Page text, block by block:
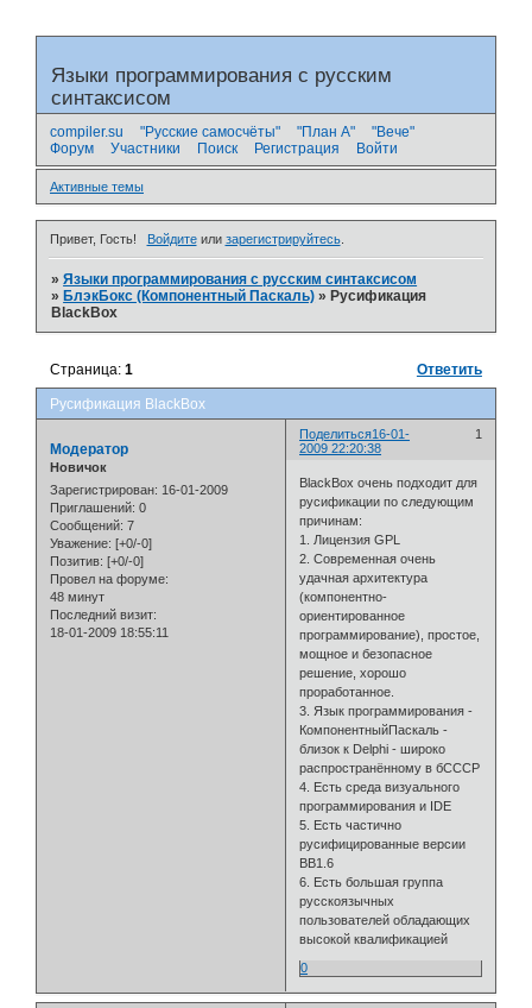
Языки программирования с русским
синтаксисом
compiler.su "Русские самосчёты" "План А"
"Вече"
Форум
Участники Поиск Регистрация Войти
Активные темы
Привет, Гость! Войдитеили зарегистрируйтесь.
»Языки программирования с русским синтаксисом
»БлэкБокс (Компонентный Паскаль) »Русификация
BlackBox
Русификация BlackBox
Страница:1 Ответить
Поделиться 1
16-01-
2009 22:20:38
Модератор
Новичок
Зарегистрирован: 16-01-2009
Приглашений: 0
Сообщений: 7
Уважение: [+0/-0]
Позитив: [+0/-0]
Провел на форуме:
48 минут
Последний визит:
18-01-2009 18:55:11
BlackBox очень подходит для
русификации по следующим
причинам:
1. Лицензия GPL
2. Современная очень
удачная архитектура
(компонентно-
ориентированное
программирование), простое,
мощное и безопасное
решение, хорошо
проработанное.
3. Язык программирования -
КомпонентныйПаскаль -
близок к Delphi - широко
распространённому в бСССР
4. Есть среда визуального
программирования и IDE
5. Есть частично
русифицированные версии
BB1.6
6. Есть большая группа
русскоязычных
пользователей обладающих
высокой квалификацией
0